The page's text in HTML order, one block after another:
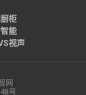
柜
能
视声
网
号